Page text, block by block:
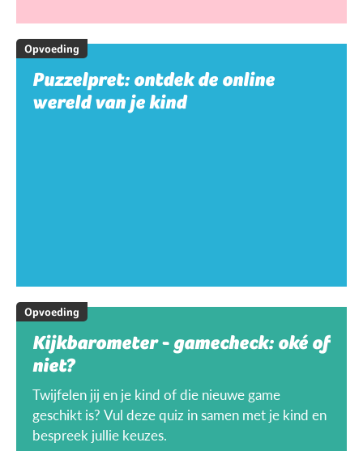
Opvoeding
Puzzelpret: ontdek de online
wereld van je kind
Opvoeding
Kijkbarometer - gamecheck: oké of
niet?
Twijfelen jij en je kind of die nieuwe game
geschikt is? Vul deze quiz in samen met je kind en
bespreek jullie keuzes.